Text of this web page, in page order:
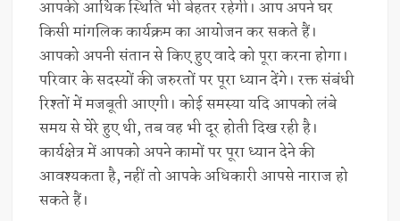
आपकी आर्थिक स्थिति भी बेहतर रहेगी। आप अपने घर
किसी मांगलिक कार्यक्रम का आयोजन कर सकते हैं।
आपको अपनी संतान से किए हुए वादे को पूरा करना होगा।
परिवार के सदस्यों की जरुरतों पर पूरा ध्यान देंगे। रक्त संबंधी
रिश्तों में मजबूती आएगी। कोई समस्या यदि आपको लंबे
समय से घेरे हुए थी, तब वह भी दूर होती दिख रही है।
कार्यक्षेत्र में आपको अपने कामों पर पूरा ध्यान देने की
आवश्यकता है, नहीं तो आपके अधिकारी आपसे नाराज हो
सकते हैं।